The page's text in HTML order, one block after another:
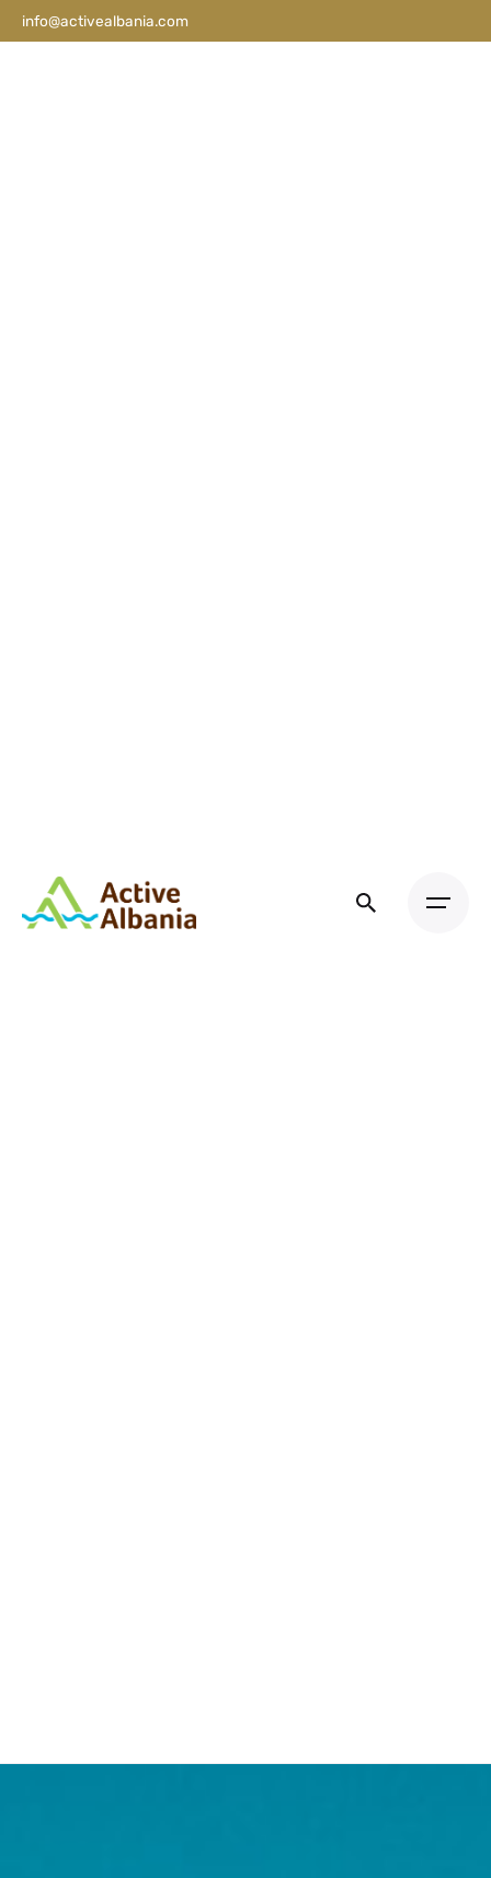
info@activealbania.com